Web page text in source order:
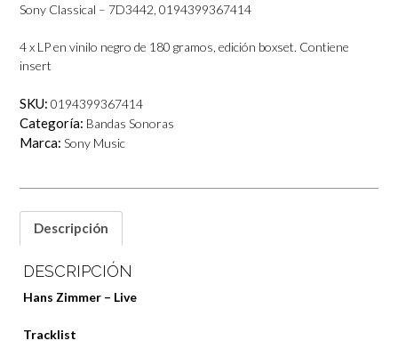
Sony Classical – 7D3442, 0194399367414
4 x LP en vinilo negro de 180 gramos, edición boxset. Contiene
insert
SKU: 0194399367414
Categoría: Bandas Sonoras
Marca: Sony Music
Descripción
DESCRIPCIÓN
Hans Zimmer – Live
Tracklist